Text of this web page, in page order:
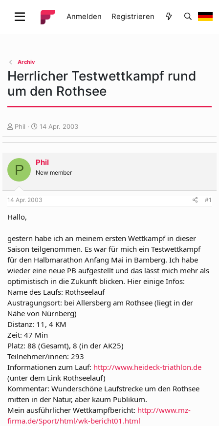
Anmelden Registrieren
Archiv
Herrlicher Testwettkampf rund
um den Rothsee
E
r
s
t
l
e
r
Phil
E
r
s
t
e
l
t
a
14 Apr. 2003
P Phil
New member
14 Apr. 2003 #1
Hallo,
gestern habe ich an meinem ersten Wettkampf in dieser
Saison teilgenommen. Es war für mich ein Testwettkampf
für den Halbmarathon Anfang Mai in Bamberg. Ich habe
wieder eine neue PB aufgestellt und das lässt mich mehr als
optimistisch in die Zukunft blicken. Hier einige Infos:
Name des Laufs: Rothseelauf
Austragungsort: bei Allersberg am Rothsee (liegt in der
Nähe von Nürnberg)
Distanz: 11, 4 KM
Zeit: 47 Min
Platz: 88 (Gesamt), 8 (in der AK25)
Teilnehmer/innen: 293
Informationen zum Lauf: http://www.heideck-triathlon.de
(unter dem Link Rothseelauf)
Kommentar: Wunderschöne Laufstrecke um den Rothsee
mitten in der Natur, aber kaum Publikum.
Mein ausführlicher Wettkampfbericht: http://www.mz-
firma.de/Sport/html/wk-bericht01.html